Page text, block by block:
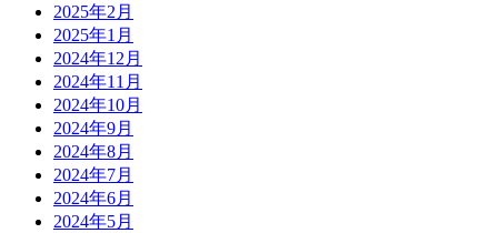
2025年2月
2025年1月
2024年12月
2024年11月
2024年10月
2024年9月
2024年8月
2024年7月
2024年6月
2024年5月